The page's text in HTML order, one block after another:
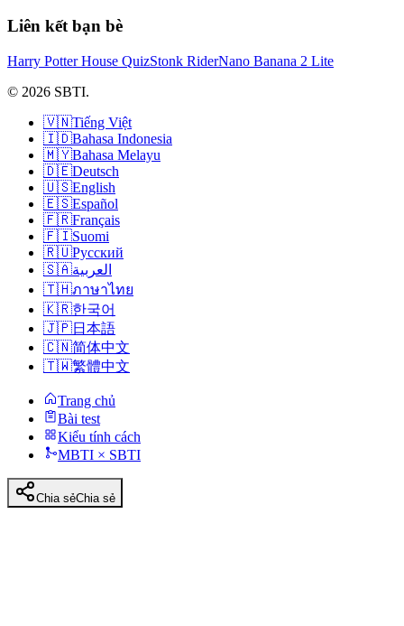
Liên kết bạn bè
Harry Potter House QuizStonk RiderNano Banana 2 Lite
© 2026 SBTI.
🇻🇳Tiếng Việt
🇮🇩Bahasa Indonesia
🇲🇾Bahasa Melayu
🇩🇪Deutsch
🇺🇸English
🇪🇸Español
🇫🇷Français
🇫🇮Suomi
🇷🇺Русский
🇸🇦العربية
🇹🇭ภาษาไทย
🇰🇷한국어
🇯🇵日本語
🇨🇳简体中文
🇹🇼繁體中文
Trang chủ
Bài test
Kiểu tính cách
MBTI × SBTI
Chia sẻChia sẻ